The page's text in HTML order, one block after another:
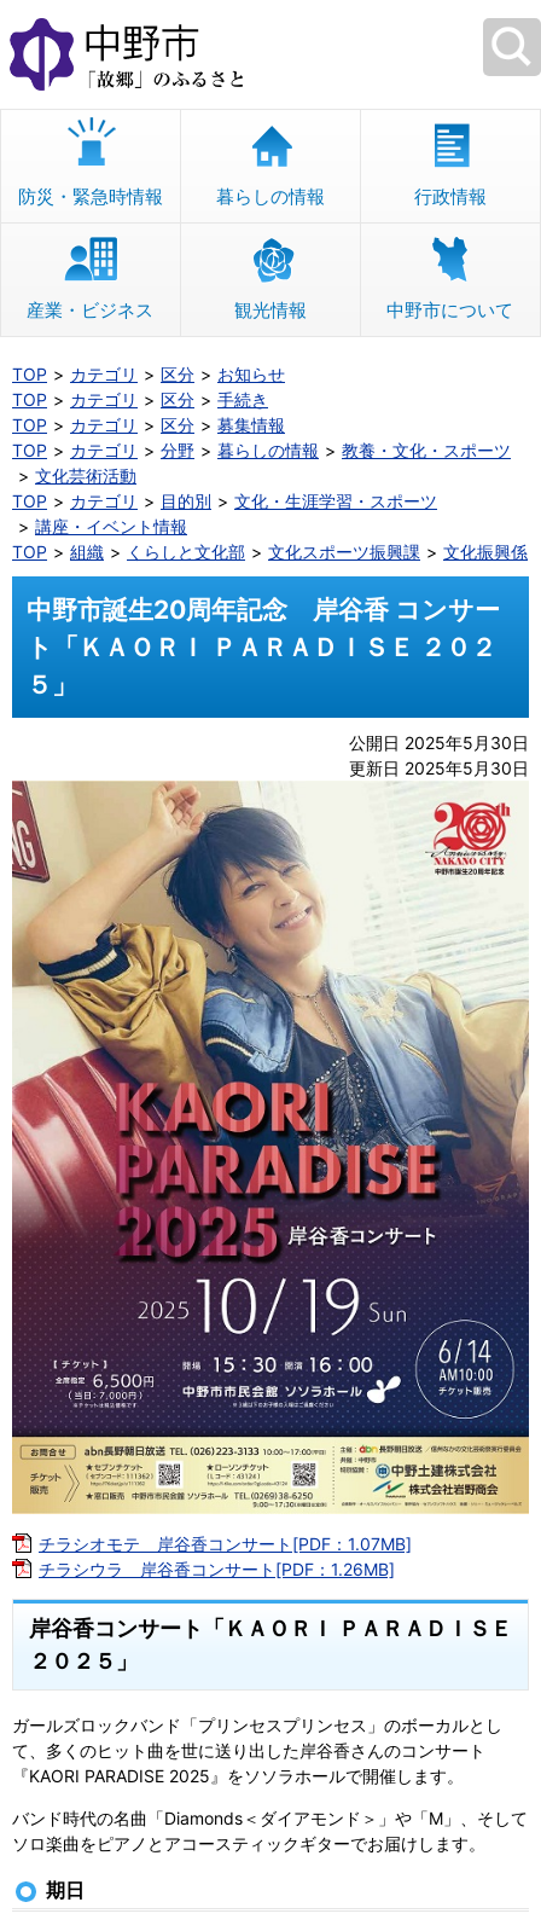
本
文
へ
移
防災・緊急時情報 暮らしの情報 行政情報
産業・ビジネス 観光情報 中野市について
TOP カテゴリ 区分
お知らせ
TOP
カテゴリ 区分
手続き
TOP
カテゴリ 区分
募集情報
TOP
カテゴリ 分野 暮らしの情報
教養・文化・スポーツ
文化芸術活動
TOP
カテゴリ 目的別
文化・生涯学習・スポーツ
講座・イベント情報
TOP
組織 くらしと文化部 文化スポーツ振興課 文化振興係
中野市誕生20周年記念 岸谷香 コンサー
ト「ＫＡＯＲＩ ＰＡＲＡＤＩＳＥ ２０２
５」
公開日 2025年5月30日
更新日 2025年5月30日
チラシオモテ 岸谷香コンサート[PDF：1.07MB]
チラシウラ 岸谷香コンサート[PDF：1.26MB]
岸谷香コンサート「ＫＡＯＲＩ ＰＡＲＡＤＩＳＥ
２０２５」
ガールズロックバンド「プリンセスプリンセス」のボーカルとし
て、多くのヒット曲を世に送り出した岸谷香さんのコンサート
『KAORI PARADISE 2025』をソソラホールで開催します。
バンド時代の名曲「Diamonds＜ダイアモンド＞」や「M」、そして
ソロ楽曲をピアノとアコースティックギターでお届けします。
期日